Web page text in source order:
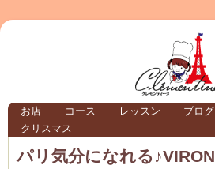
お店 コース レッスン ブログ
クリスマス
パリ気分になれる♪VIRON